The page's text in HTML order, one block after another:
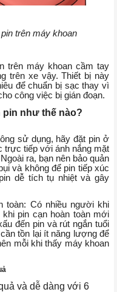
trên máy khoan
trên máy khoan cầm tay
trên xe vậy. Thiết bị này
để chuẩn bị sạc thay vì
công việc bị gián đoạn.
pin như thế nào?
sử dụng, hãy đặt pin ở
trực tiếp với ánh nắng mặt
ra, bạn nên bảo quản
và không để pin tiếp xúc
dễ tích tụ nhiệt và gây
toàn: Có nhiều người khi
pin cạn hoàn toàn mới
đến pin và rút ngắn tuổi
tồn lại ít năng lượng để
mỗi khi thấy máy khoan
và dễ dàng với 6